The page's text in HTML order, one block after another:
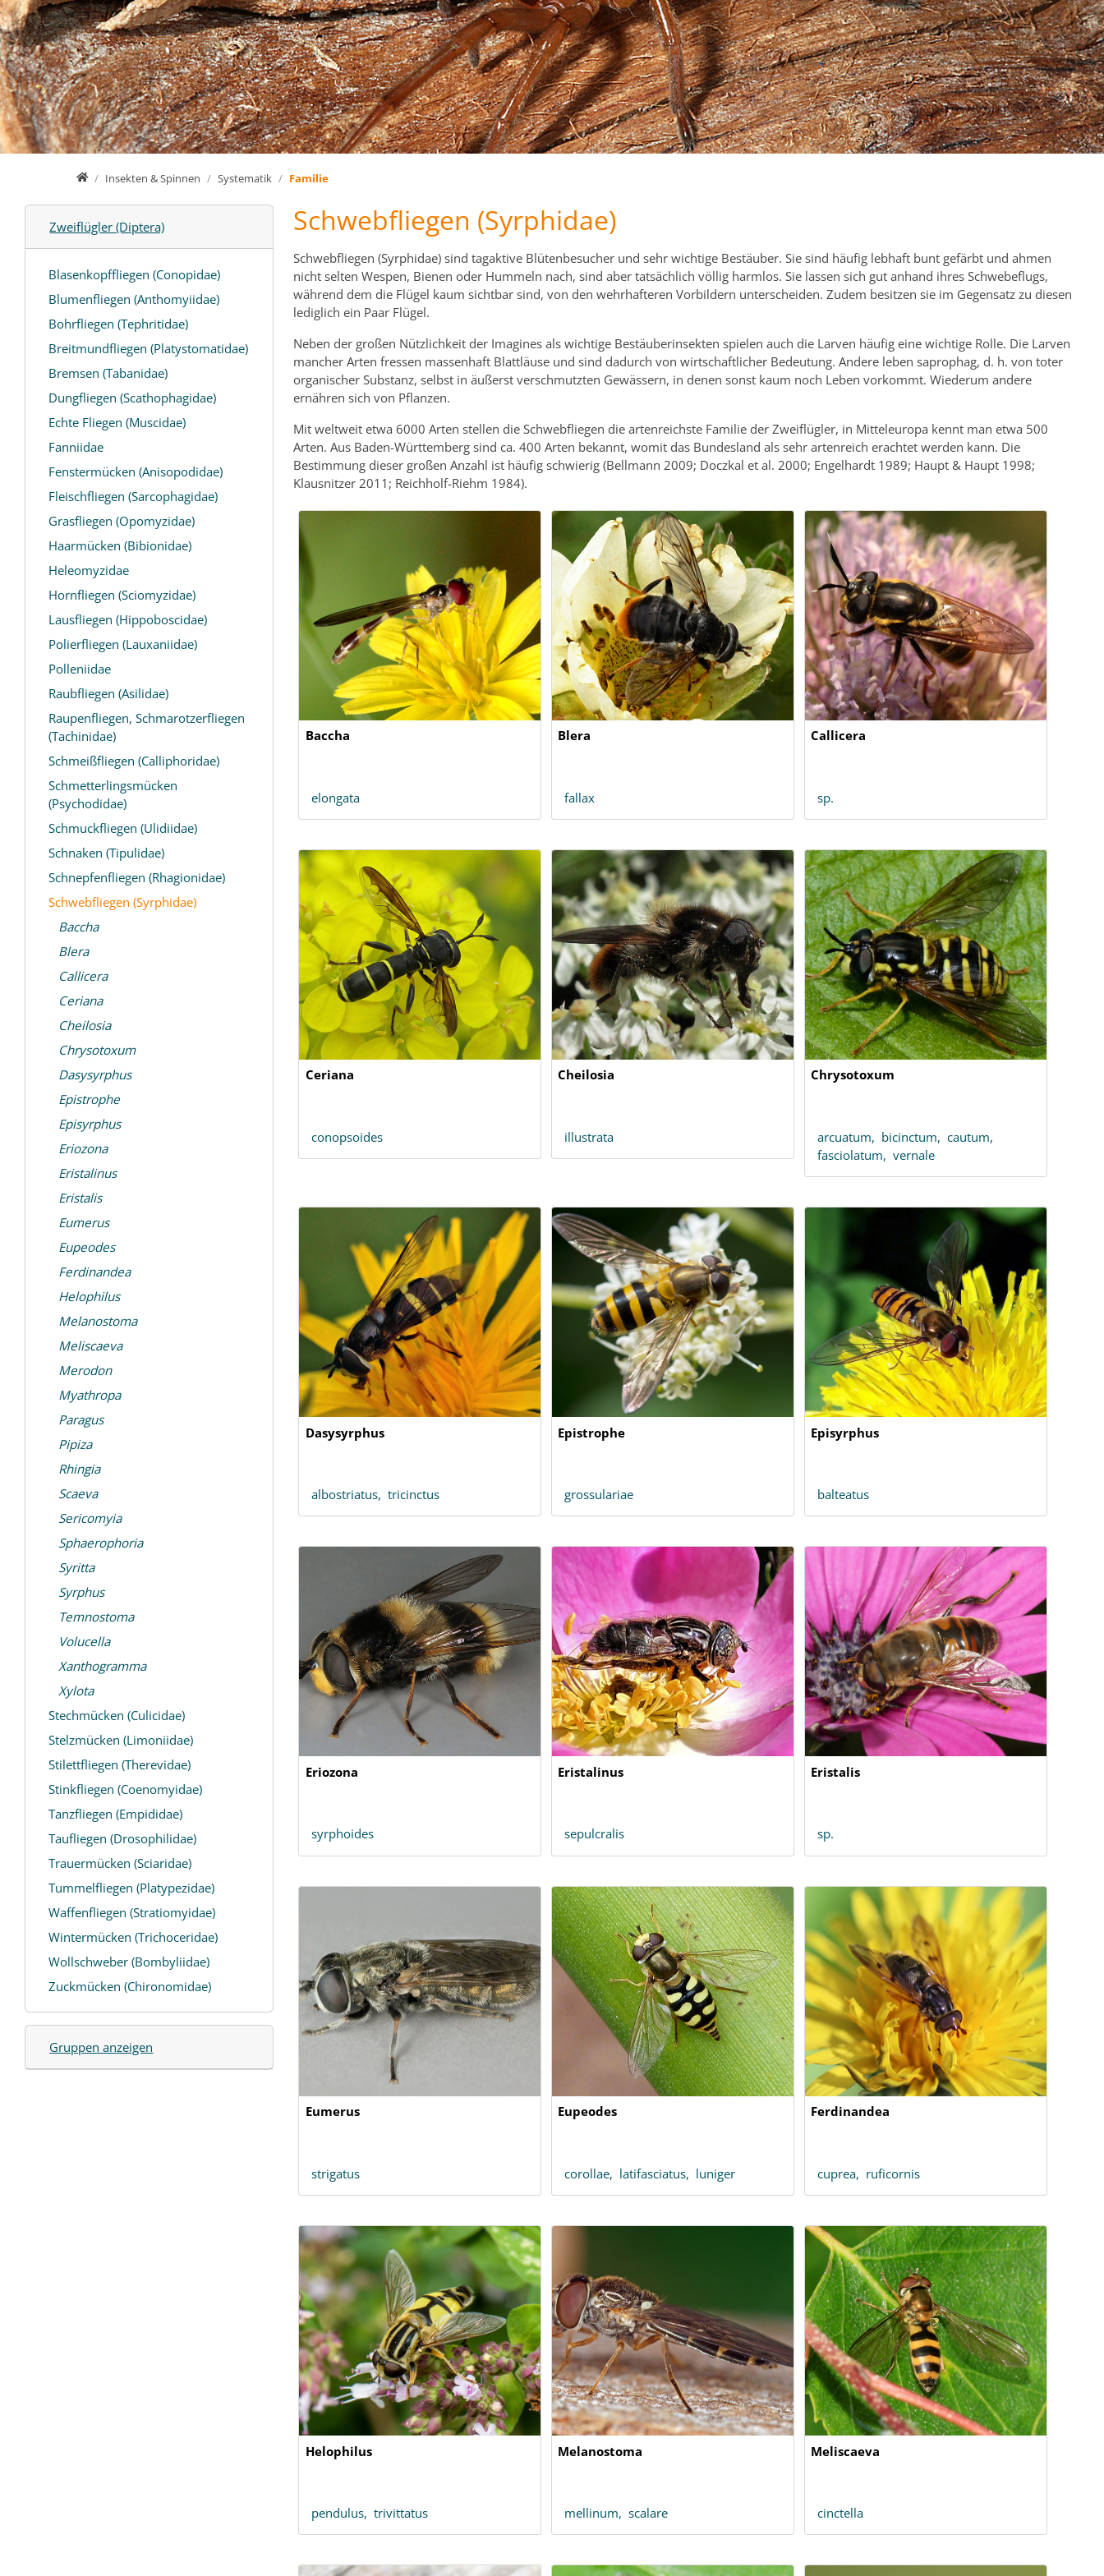
HomeInsekten & Spinnen Systematik Familie
Schwebfliegen (Syrphidae)
Schwebfliegen (Syrphidae) sind tagaktive Blütenbesucher und sehr wichtige Bestäuber. Sie sind häufig lebhaft bunt gefärbt und ahmen
nicht selten Wespen, Bienen oder Hummeln nach, sind aber tatsächlich völlig harmlos. Sie lassen sich gut anhand ihres Schwebeflugs,
während dem die Flügel kaum sichtbar sind, von den wehrhafteren Vorbildern unterscheiden. Zudem besitzen sie im Gegensatz zu diesen
lediglich ein Paar Flügel.
Neben der großen Nützlichkeit der Imagines als wichtige Bestäuberinsekten spielen auch die Larven häufig eine wichtige Rolle. Die Larven
mancher Arten fressen massenhaft Blattläuse und sind dadurch von wirtschaftlicher Bedeutung. Andere leben saprophag, d. h. von toter
organischer Substanz, selbst in äußerst verschmutzten Gewässern, in denen sonst kaum noch Leben vorkommt. Wiederum andere
ernähren sich von Pflanzen.
Mit weltweit etwa 6000 Arten stellen die Schwebfliegen die artenreichste Familie der Zweiflügler, in Mitteleuropa kennt man etwa 500
Arten. Aus Baden-Württemberg sind ca. 400 Arten bekannt, womit das Bundesland als sehr artenreich erachtet werden kann. Die
Bestimmung dieser großen Anzahl ist häufig schwierig (Bellmann 2009; Doczkal et al. 2000; Engelhardt 1989; Haupt & Haupt 1998;
Klausnitzer 2011; Reichholf-Riehm 1984).
Baccha
elongata
Blera
fallax
Callicera
sp.
Ceriana
conopsoides
Cheilosia
illustrata
Chrysotoxum
arcuatum, bicinctum,cautum,
fasciolatum,vernale
Dasysyrphus
albostriatus,tricinctus
Epistrophe
grossulariae
Episyrphus
balteatus
Eriozona
syrphoides
Eristalinus
sepulcralis
Eristalis
sp.
Eumerus
strigatus
Eupeodes
corollae, latifasciatus, luniger
Ferdinandea
cuprea, ruficornis
Helophilus
pendulus,trivittatus
Melanostoma
mellinum,scalare
Meliscaeva
cinctella
Zweiflügler (Diptera)
Blasenkopffliegen (Conopidae)
Blumenfliegen (Anthomyiidae)
Bohrfliegen (Tephritidae)
Breitmundfliegen (Platystomatidae)
Bremsen (Tabanidae)
Dungfliegen (Scathophagidae)
Echte Fliegen (Muscidae)
Fanniidae
Fenstermücken (Anisopodidae)
Fleischfliegen (Sarcophagidae)
Grasfliegen (Opomyzidae)
Haarmücken (Bibionidae)
Heleomyzidae
Hornfliegen (Sciomyzidae)
Lausfliegen (Hippoboscidae)
Polierfliegen (Lauxaniidae)
Polleniidae
Raubfliegen (Asilidae)
Raupenfliegen, Schmarotzerfliegen
(Tachinidae)
Schmeißfliegen (Calliphoridae)
Schmetterlingsmücken
(Psychodidae)
Schmuckfliegen (Ulidiidae)
Schnaken (Tipulidae)
Schnepfenfliegen (Rhagionidae)
Schwebfliegen (Syrphidae)
Baccha
Blera
Callicera
Ceriana
Cheilosia
Chrysotoxum
Dasysyrphus
Epistrophe
Episyrphus
Eriozona
Eristalinus
Eristalis
Eumerus
Eupeodes
Ferdinandea
Helophilus
Melanostoma
Meliscaeva
Merodon
Myathropa
Paragus
Pipiza
Rhingia
Scaeva
Sericomyia
Sphaerophoria
Syritta
Syrphus
Temnostoma
Volucella
Xanthogramma
Xylota
Stechmücken (Culicidae)
Stelzmücken (Limoniidae)
Stilettfliegen (Therevidae)
Stinkfliegen (Coenomyidae)
Tanzfliegen (Empididae)
Taufliegen (Drosophilidae)
Trauermücken (Sciaridae)
Tummelfliegen (Platypezidae)
Waffenfliegen (Stratiomyidae)
Wintermücken (Trichoceridae)
Wollschweber (Bombyliidae)
Zuckmücken (Chironomidae)
Gruppen anzeigen